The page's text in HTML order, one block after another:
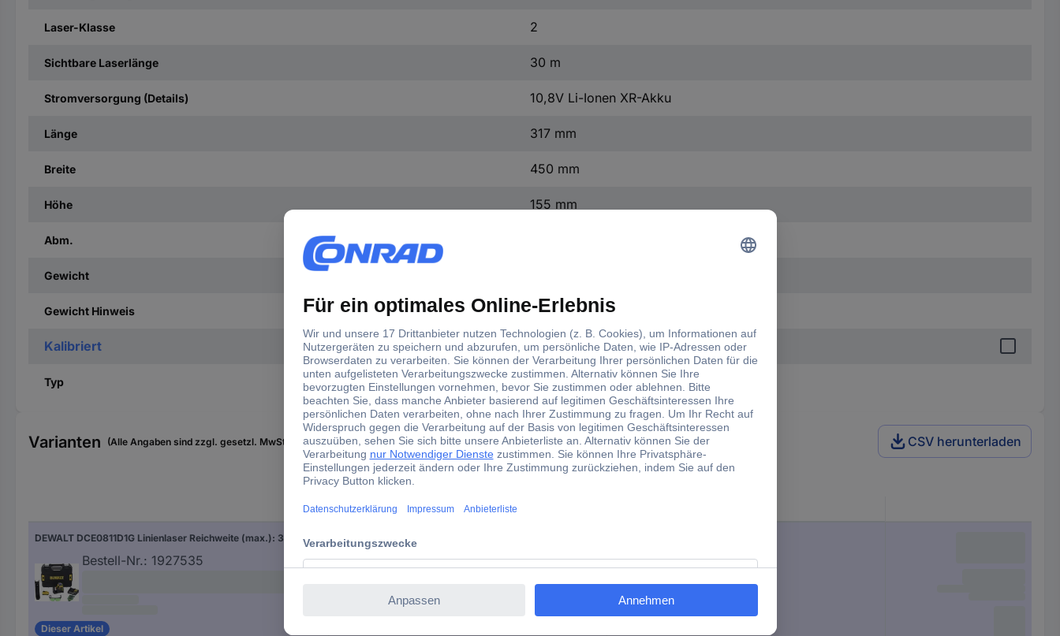
Laser-Klasse 2
Sichtbare Laserlänge 30 m
Stromversorgung (Details) 10,8V Li-Ionen XR-Akku
Länge 317 mm
Breite 450 mm
Höhe 155 mm
Abm.
Gewicht
Gewicht Hinweis ohne Akku
Kalibriert Werksstandard (ohne Zertifikat)
Typ DCE0811D1G
Varianten (Alle Angaben sind zzgl. gesetzl. MwSt., zzgl. Versand) CSV herunterladen
Kalibriert
DEWALT DCE0811D1G Linienlaser Reichweite (max.): 30 m
Bestell-Nr.: 1927535
Dieser Artikel
Werksstandard (ohne Zertifikat)